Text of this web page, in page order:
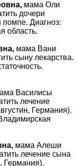
мама Оли
дочери
Диагноз:
область.
мама Вани
сыну лекарства.
Василисы
лечение
Германия).
мама Алеши
лечение сына
Германия).